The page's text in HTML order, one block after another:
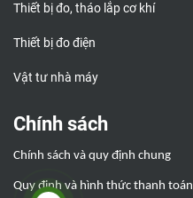
Thiết bị đo, tháo lắp cơ khí
Thiết bị đo điện
Vật tư nhà máy
Chính sách
Chính sách và quy định chung
Quy định và hình thức thanh toán